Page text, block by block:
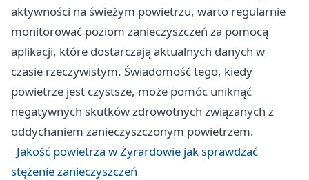
aktywności na świeżym powietrzu, warto regularnie
monitorować poziom zanieczyszczeń za pomocą
aplikacji, które dostarczają aktualnych danych w
czasie rzeczywistym. Świadomość tego, kiedy
powietrze jest czystsze, może pomóc uniknąć
negatywnych skutków zdrowotnych związanych z
oddychaniem zanieczyszczonym powietrzem.
Jakość powietrza w Żyrardowie jak sprawdzać
stężenie zanieczyszczeń